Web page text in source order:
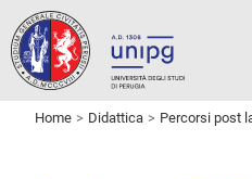
Home Didattica Percorsi post